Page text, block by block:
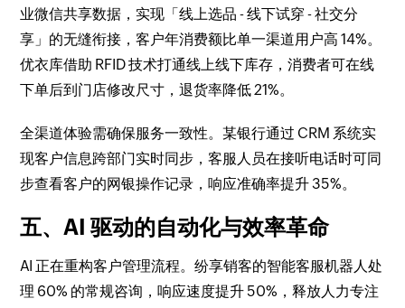
业微信共享数据，实现「线上选品 - 线下试穿 - 社交分
享」的无缝衔接，客户年消费额比单一渠道用户高 14%。
优衣库借助 RFID 技术打通线上线下库存，消费者可在线
下单后到门店修改尺寸，退货率降低 21%。
全渠道体验需确保服务一致性。某银行通过 CRM 系统实
现客户信息跨部门实时同步，客服人员在接听电话时可同
步查看客户的网银操作记录，响应准确率提升 35%。
五、AI 驱动的自动化与效率革命
AI 正在重构客户管理流程。纷享销客的智能客服机器人处
理 60% 的常规咨询，响应速度提升 50%，释放人力专注